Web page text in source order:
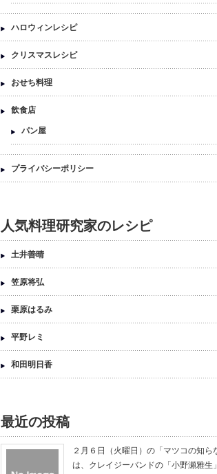
ハロウィンレシピ
クリスマスレシピ
おせち料理
飲食店
パン屋
プライバシーポリシー
人気料理研究家のレシピ
土井善晴
笠原将弘
栗原はるみ
平野レミ
和田明日香
最近の投稿
２月６日（火曜日）の「マツコの知ら
は、クレイジーバンドの「小野瀬雅生